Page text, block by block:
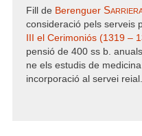
Fill de Berenguer
consideració pels serveis
III el Cerimoniós (1319 –
pensió de 400 ss b.
ne els estudis de
incorporació al servei reial.